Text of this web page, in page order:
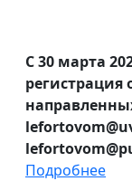
С 30 марта
Подробнее